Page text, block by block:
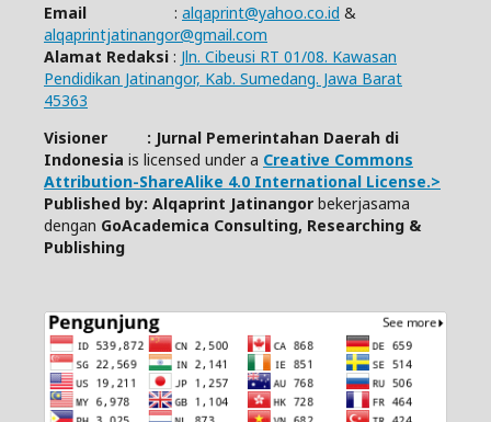
Email : alqaprint@yahoo.co.id &
alqaprintjatinangor@gmail.com
Alamat Redaksi : Jln. Cibeusi RT 01/08. Kawasan
Pendidikan Jatinangor, Kab. Sumedang. Jawa Barat
45363
Visioner : Jurnal Pemerintahan Daerah di
Indonesia is licensed under a Creative Commons
Attribution-ShareAlike 4.0 International License.>
Published by: Alqaprint Jatinangor bekerjasama
dengan GoAcademica Consulting, Researching &
Publishing